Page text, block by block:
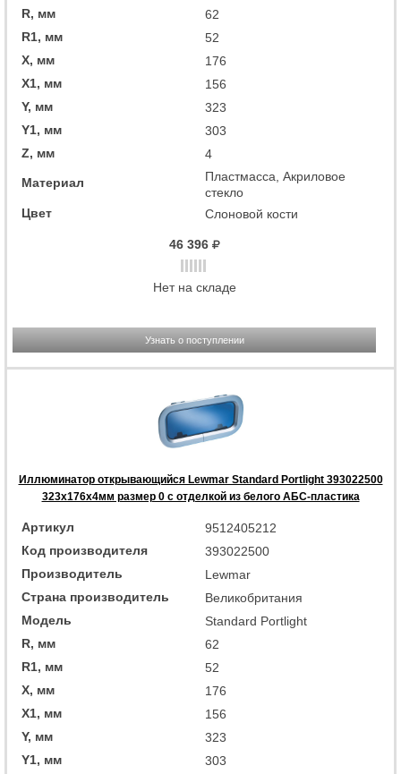
R, мм
62
R1, мм
52
X, мм
176
X1, мм
156
Y, мм
323
Y1, мм
303
Z, мм
4
Материал
Пластмасса, Акриловое
стекло
Цвет
Слоновой кости
46 396
Нет на складе
Узнать о поступлении
Иллюминатор открывающийся Lewmar Standard Portlight 393022500
323x176x4мм размер 0 с отделкой из белого АБС-пластика
Артикул
9512405212
Код производителя
393022500
Производитель
Lewmar
Страна производитель
Великобритания
Модель
Standard Portlight
R, мм
62
R1, мм
52
X, мм
176
X1, мм
156
Y, мм
323
Y1, мм
303